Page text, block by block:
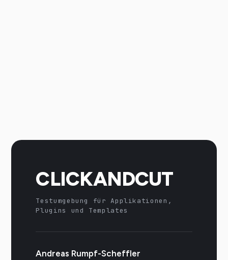
CLICKANDCUT
Testumgebung für Applikationen,
Plugins und Templates
Andreas Rumpf-Scheffler